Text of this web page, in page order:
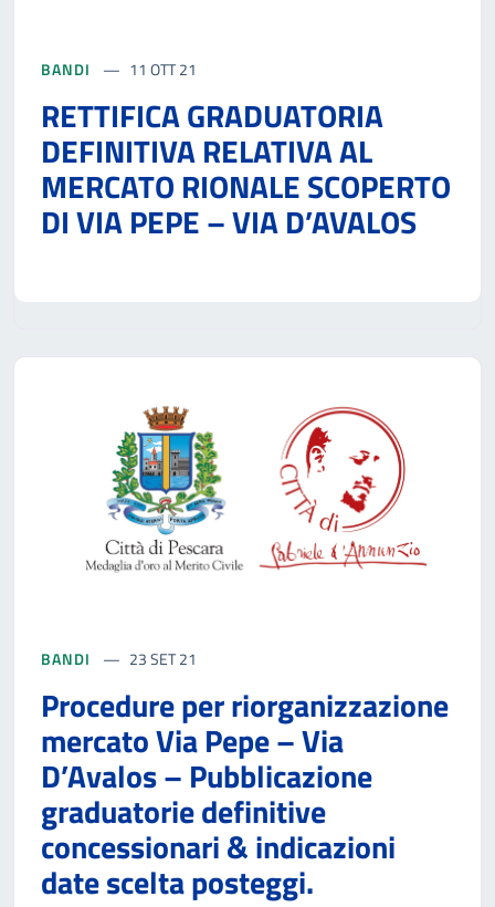
BANDI 11 OTT 21
RETTIFICA GRADUATORIA
DEFINITIVA RELATIVA AL
MERCATO RIONALE SCOPERTO
DI VIA PEPE – VIA D’AVALOS
BANDI 23 SET 21
Procedure per riorganizzazione
mercato Via Pepe – Via
D’Avalos – Pubblicazione
graduatorie definitive
concessionari & indicazioni
date scelta posteggi.